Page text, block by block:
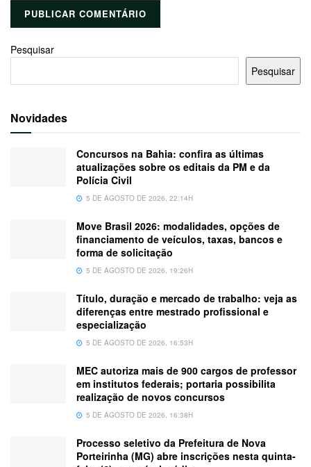
Pesquisar
Pesquisar
Novidades
Concursos na Bahia: confira as últimas
atualizações sobre os editais da PM e da
Polícia Civil
5 DE AGOSTO DE 2026, 22:14H
Move Brasil 2026: modalidades, opções de
financiamento de veículos, taxas, bancos e
forma de solicitação
5 DE AGOSTO DE 2026, 19:26H
Título, duração e mercado de trabalho: veja as
diferenças entre mestrado profissional e
especialização
5 DE AGOSTO DE 2026, 16:53H
MEC autoriza mais de 900 cargos de professor
em institutos federais; portaria possibilita
realização de novos concursos
5 DE AGOSTO DE 2026, 16:38H
Processo seletivo da Prefeitura de Nova
Porteirinha (MG) abre inscrições nesta quinta-